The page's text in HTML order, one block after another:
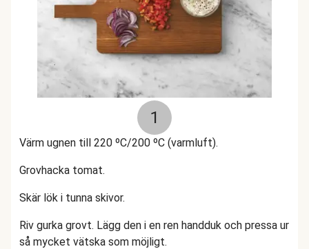
1
Värm ugnen till 220 ºC/200 ºC (varmluft).
Grovhacka tomat.
Skär lök i tunna skivor.
Riv gurka grovt. Lägg den i en ren handduk och pressa ur
så mycket vätska som möjligt.